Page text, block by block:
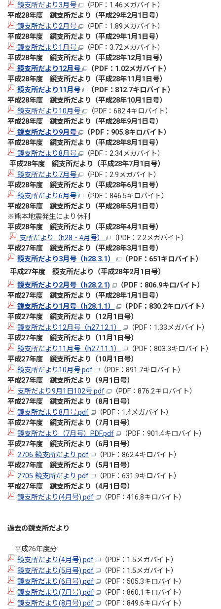
鏡支所だより3月号
（PDF：1.46メガバイト）
平成28年度 鏡支所だより（平成29年2月1日号）
鏡支所だより2月号
（PDF：1.89メガバイト）
平成28年度 鏡支所だより（平成29年1月1日号）
鏡支所だより1月号
（PDF：3.72メガバイト）
平成28年度 鏡支所だより（平成28年12月1日号）
鏡支所だより12月号
（PDF：1.02メガバイト）
平成28年度 鏡支所だより（平成28年11月1日号）
鏡支所だより11月号
（PDF：812.7キロバイト）
平成28年度 鏡支所だより（平成28年10月1日号）
鏡支所だより10月号
（PDF：682.4キロバイト）
平成28年度 鏡支所だより（平成28年9月1日号）
鏡支所だより9月号
（PDF：905.8キロバイト）
平成28年度 鏡支所だより（平成28年8月1日号）
鏡支所だより8月号
（PDF：2.34メガバイト）
平成28年度 鏡支所だより（平成28年7月1日号）
鏡支所だより7月号
（PDF：2.9メガバイト）
平成28年度 鏡支所だより（平成28年6月1日号）
鏡支所だより6月号
（PDF：846.5キロバイト）
平成28年度 鏡支所だより（平成28年5月1日号）
※熊本地震発生により休刊
平成28年度 鏡支所だより（平成28年4月1日号）
支所だより（h28・4月号）
（PDF：2.2メガバイト）
平成27年度 鏡支所だより（平成28年3月1日号）
鏡支所だより3月号（h28.3.1）
（PDF：651キロバイト）
平成27年度 鏡支所だより（平成28年2月1日号）
鏡支所だより2月号（h28.2.1)
（PDF：806.9キロバイト）
平成27年度 鏡支所だより（平成28年1月1日号）
鏡支所だより1月号（h28.1.1）
（PDF：830.2キロバイト）
平成27年度 鏡支所だより（12月1日号）
鏡支所だより12月号（h27.12.1）
（PDF：1.33メガバイト）
平成27年度 鏡支所だより（11月1日号）
鏡支所だより11月号（h27.11.1）
（PDF：803.3キロバイト）
平成27年度 鏡支所だより（10月1日号）
鏡支所だより10月号.pdf
（PDF：891.7キロバイト）
平成27年度 鏡支所だより（9月1日号）
支所だより9月1日102号.pdf
（PDF：876.2キロバイト）
平成27年度 鏡支所だより（8月1日号）
鏡支所だより8月号.pdf
（PDF：1.4メガバイト）
平成27年度 鏡支所だより（7月1日号）
鏡支所だより（7月号）PDF.pdf
（PDF：901.4キロバイト）
平成27年度 鏡支所だより（6月1日号）
2706 鏡支所だより.pdf
（PDF：862.4キロバイト）
平成27年度 鏡支所だより（5月1日号）
2705 鏡支所だより.pdf
（PDF：631.9キロバイト）
平成27年度 鏡支所だより（4月1日号）
鏡支所だより(4月号).pdf
（PDF：416.8キロバイト）
過去の鏡支所だより
平成26年度分
鏡支所だより(4月号).pdf
（PDF：1.5メガバイト）
鏡支所だより(5月号).pdf
（PDF：1.5メガバイト）
鏡支所だより(6月号).pdf
（PDF：505.3キロバイト）
鏡支所だより(7月号).pdf
（PDF：860.1キロバイト）
鏡支所だより(8月号).pdf
（PDF：849.6キロバイト）